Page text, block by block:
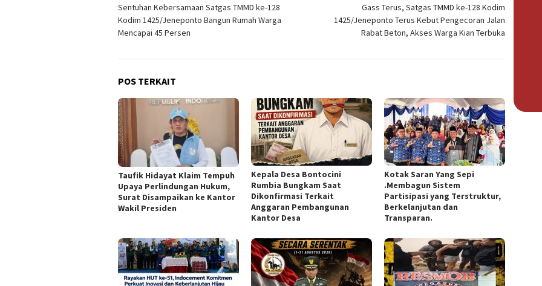
pos
Sentuhan Kebersamaan Satgas TMMD ke-128
Kodim 1425/Jeneponto Bangun Rumah Warga
Mencapai 45 Persen
Gass Terus, Satgas TMMD ke-128 Kodim
1425/Jeneponto Terus Kebut Pengecoran Jalan
Rabat Beton, Akses Warga Kian Terbuka
POS TERKAIT
Taufik Hidayat Klaim Tempuh
Upaya Perlindungan Hukum,
Surat Disampaikan ke Kantor
Wakil Presiden
Kepala Desa Bontocini
Rumbia Bungkam Saat
Dikonfirmasi Terkait
Anggaran Pembangunan
Kantor Desa
Kotak Saran Yang Sepi
.Membagun Sistem
Partisipasi yang Terstruktur,
Berkelanjutan dan
Transparan.